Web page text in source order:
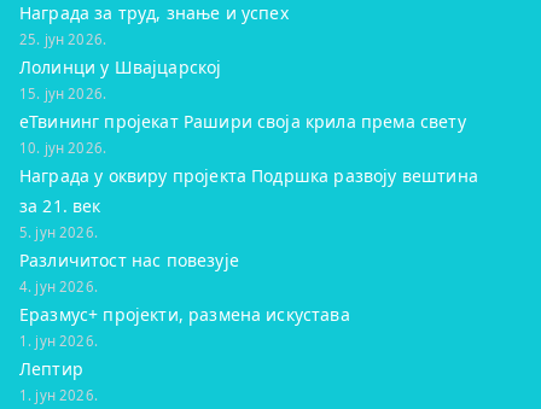
Награда за труд, знање и успех
25. јун 2026.
Лолинци у Швајцарској
15. јун 2026.
eТвининг пројекат Рашири своја крила према свету
10. јун 2026.
Награда у оквиру пројекта Подршка развоју вештина
за 21. век
5. јун 2026.
Различитост нас повезује
4. јун 2026.
Еразмус+ пројекти, размена искустава
1. јун 2026.
Лептир
1. јун 2026.